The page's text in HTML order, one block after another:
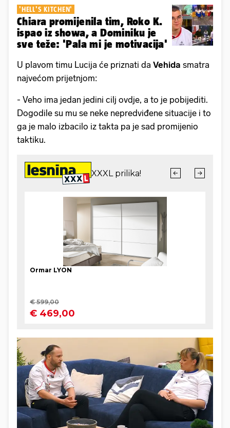
'HELL'S KITCHEN'
Chiara promijenila tim, Roko K.
ispao iz showa, a Dominiku je
sve teže: 'Pala mi je motivacija'
U plavom timu Lucija će priznati da Vehida smatra
najvećom prijetnjom:
- Veho ima jedan jedini cilj ovdje, a to je pobijediti.
Dogodile su mu se neke nepredviđene situacije i to
ga je malo izbacilo iz takta pa je sad promijenio
taktiku.